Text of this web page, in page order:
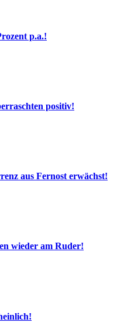
p.a.!
positiv!
aus Fernost erwächst!
wieder am Ruder!